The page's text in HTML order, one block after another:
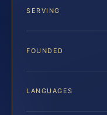
SERVING
FOUNDED
LANGUAGES